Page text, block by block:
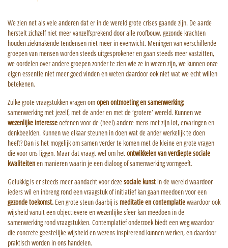
We zien net als vele anderen dat er in de wereld grote crises gaande zijn. De aarde
herstelt zichzelf niet meer vanzelfsprekend door alle roofbouw, gezonde krachten
houden ziekmakende tendensen niet meer in evenwicht. Meningen van verschillende
groepen van mensen worden steeds uitgesprokener en gaan steeds meer vastzitten,
we oordelen over andere groepen zonder te zien wie ze in wezen zijn, we kunnen onze
eigen essentie niet meer goed vinden en weten daardoor ook niet wat we echt willen
betekenen.
Zulke grote vraagstukken vragen omopen ontmoeting en samenwerking;
samenwerking met jezelf, met de ander en met de ‘grotere’ wereld. Kunnen we
wezenlijke interesseoefenen voor de (heel) andere mens met zijn lot, ervaringen en
denkbeelden. Kunnen we elkaar steunen in doen wat de ander werkelijk te doen
heeft? Dan is het mogelijk om samen verder te komen met de kleine en grote vragen
die voor ons liggen. Maar dat vraagt wel om hetontwikkelen van verdiepte sociale
kwaliteitenen manieren waarin je een dialoog of samenwerking vormgeeft.
Gelukkig is er steeds meer aandacht voor dezesociale kunst in de wereld waardoor
ieders wil en inbreng rond een vraagstuk of initiatief kan gaan meedoen voor een
gezonde toekomst. Een grote steun daarbij is meditatie en contemplatiewaardoor ook
wijsheid vanuit een objectievere en wezenlijke sfeer kan meedoen in de
samenwerking rond vraagstukken. Contemplatief onderzoek biedt een weg waardoor
die concrete geestelijke wijsheid en wezens inspirerend kunnen werken, en daardoor
praktisch worden in ons handelen.